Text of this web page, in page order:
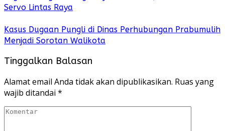
Servo Lintas Raya
Kasus Dugaan Pungli di Dinas Perhubungan Prabumulih
Menjadi Sorotan Walikota
Tinggalkan Balasan
Alamat email Anda tidak akan dipublikasikan. Ruas yang
wajib ditandai *